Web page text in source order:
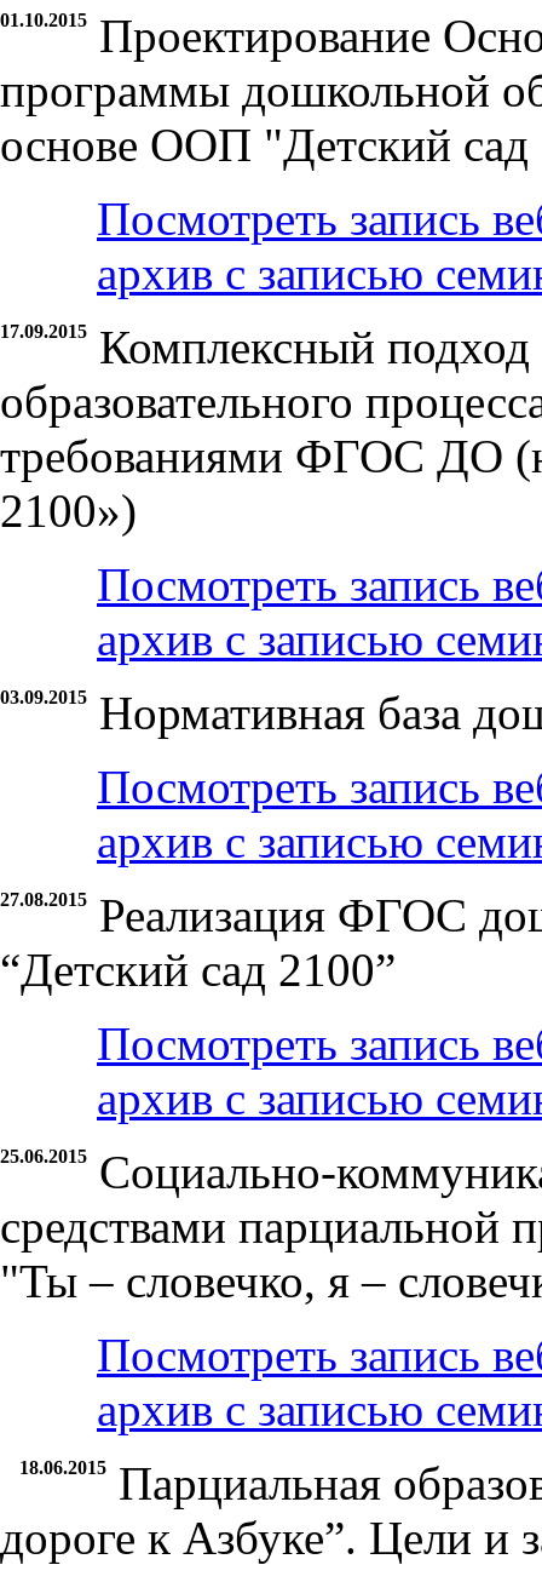
01.10.2015
Проектирование
программы дошкольной
основе ООП "Детский сад
Посмотреть запись
архив с записью
17.09.2015
Комплексный подход
образовательного
требованиями ФГОС ДО
2100»)
Посмотреть запись
архив с записью
03.09.2015
Нормативная база
Посмотреть запись
архив с записью
27.08.2015
Реализация ФГОС
“Детский сад 2100”
Посмотреть запись
архив с записью
25.06.2015
Социально-
средствами парциальной
"Ты – словечко, я –
Посмотреть запись
архив с записью
18.06.2015
Парциальная
дороге к Азбуке”. Цели и